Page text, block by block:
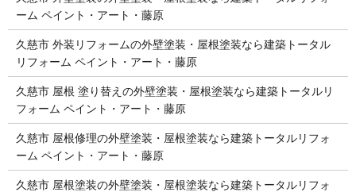
ーム ペイント・アート・藤原
久慈市 外装リフォームの外壁塗装・屋根塗装なら建築トータル
リフォーム ペイント・アート・藤原
久慈市 屋根 塗り替えの外壁塗装・屋根塗装なら建築トータルリ
フォーム ペイント・アート・藤原
久慈市 屋根修理の外壁塗装・屋根塗装なら建築トータルリフォ
ーム ペイント・アート・藤原
久慈市 屋根塗装の外壁塗装・屋根塗装なら建築トータルリフォ